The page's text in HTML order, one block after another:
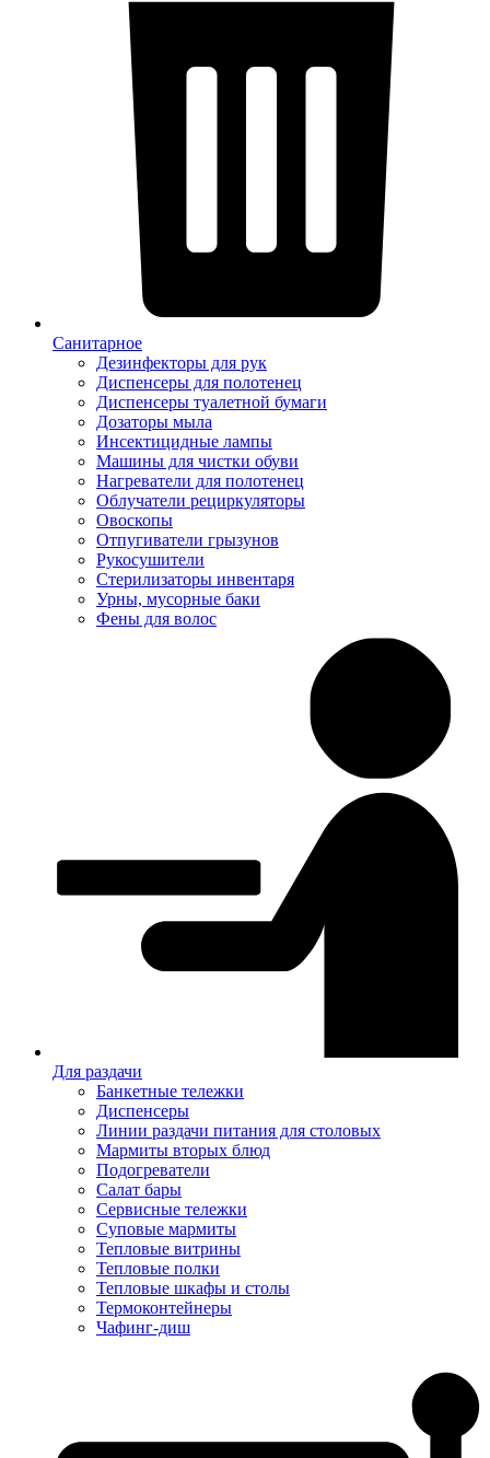
Санитарное
Дезинфекторы для рук
Диспенсеры для полотенец
Диспенсеры туалетной бумаги
Дозаторы мыла
Инсектицидные лампы
Машины для чистки обуви
Нагреватели для полотенец
Облучатели рециркуляторы
Овоскопы
Отпугиватели грызунов
Рукосушители
Стерилизаторы инвентаря
Урны, мусорные баки
Фены для волос
Для раздачи
Банкетные тележки
Диспенсеры
Линии раздачи питания для столовых
Мармиты вторых блюд
Подогреватели
Салат бары
Сервисные тележки
Суповые мармиты
Тепловые витрины
Тепловые полки
Тепловые шкафы и столы
Термоконтейнеры
Чафинг-диш